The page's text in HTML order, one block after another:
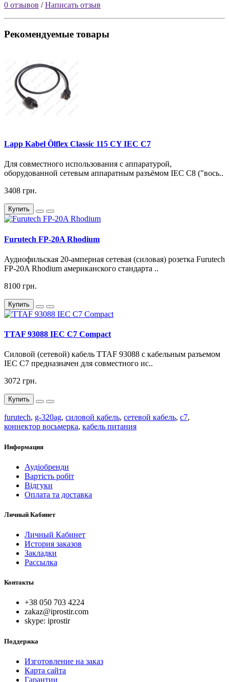
0 отзывов /Написать отзыв
Рекомендуемые товары
Lapp Kabel Ölflex Classic 115 CY IEC C7
Для совместного использования с аппаратурой,
оборудованной сетевым аппаратным разъёмом IEC С8 ("вось..
3408 грн.
Купить
Furutech FP-20A Rhodium
Аудиофильская 20-амперная сетевая (силовая) розетка Furutech
FP-20A Rhodium американского стандарта ..
8100 грн.
Купить
TTAF 93088 IEC C7 Compact
Силовой (сетевой) кабель TTAF 93088 с кабельным разъемом
IEC C7 предназначен для совместного ис..
3072 грн.
Купить
furutech, g-320ag, силовой кабель, сетевой кабель, c7,
коннектор восьмерка, кабель питания
Информация
Аудіобренди
Вартість робіт
Відгуки
Оплата та доставка
Личный Кабинет
Личный Кабинет
История заказов
Закладки
Рассылка
Контакты
+38 050 703 4224
zakaz@iprostir.com
skype: iprostir
Поддержка
Изготовление на заказ
Карта сайта
Гарантии